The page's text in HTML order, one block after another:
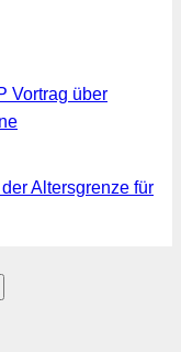
Vortrag über
Altersgrenze für